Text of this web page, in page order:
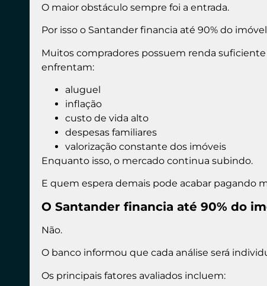
O maior obstáculo sempre foi a entrada.
Por isso o Santander financia até 90% do
Muitos compradores possuem renda
enfrentam:
aluguel
inflação
custo de vida alto
despesas familiares
valorização constante dos imóveis
Enquanto isso, o mercado continua subindo.
E quem espera demais pode acabar pagando
O Santander financia até 90% do
Não.
O banco informou que cada análise será
Os principais fatores avaliados incluem: